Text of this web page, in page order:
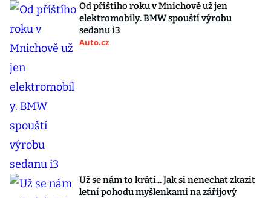
Od příštího roku v Mnichově už jen
elektromobily. BMW spouští výrobu
sedanu i3
Auto.cz
Už se nám to krátí... Jak si nenechat zkazit
letní pohodu myšlenkami na zářijový